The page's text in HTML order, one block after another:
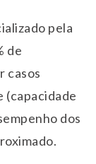
pela
de
casos
(capacidade
dos